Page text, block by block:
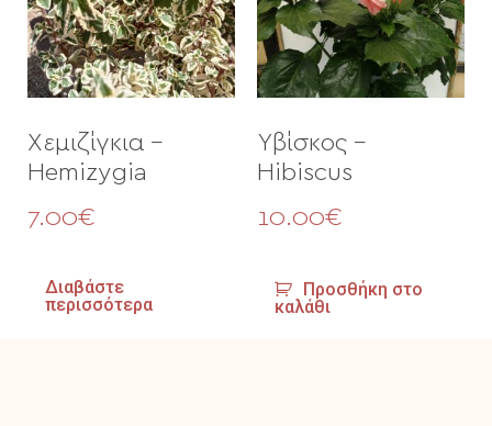
Χεμιζίγκια –
Hemizygia
7.00€
Διαβάστε
περισσότερα
Υβίσκος –
Hibiscus
10.00€
Προσθήκη στο
καλάθι